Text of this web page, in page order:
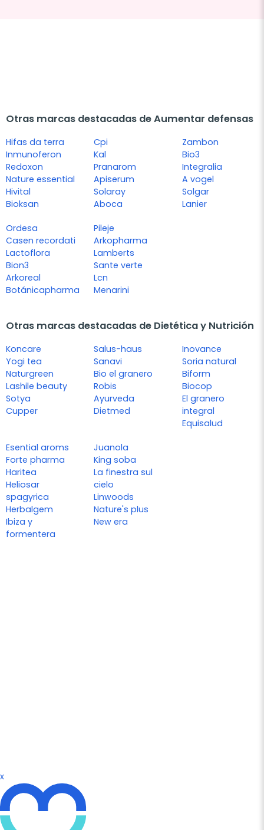
Otras marcas destacadas de Aumentar defensas
Hifas da terra
Inmunoferon
Redoxon
Nature essential
Hivital
Bioksan
Cpi
Kal
Pranarom
Apiserum
Solaray
Aboca
Zambon
Bio3
Integralia
A vogel
Solgar
Lanier
Ordesa
Casen recordati
Lactoflora
Bion3
Arkoreal
Botánicapharma
Pileje
Arkopharma
Lamberts
Sante verte
Lcn
Menarini
Otras marcas destacadas de Dietética y Nutrición
Koncare
Yogi tea
Naturgreen
Lashile beauty
Sotya
Cupper
Salus-haus
Sanavi
Bio el granero
Robis
Ayurveda
Dietmed
Inovance
Soria natural
Biform
Biocop
El granero
integral
Equisalud
Esential aroms
Forte pharma
Haritea
Heliosar
spagyrica
Herbalgem
Ibiza y
formentera
Juanola
King soba
La finestra sul
cielo
Linwoods
Nature's plus
New era
x